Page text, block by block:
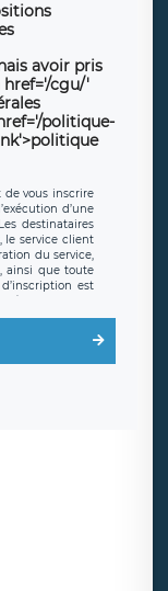
avoir pris
href='/cgu/'
politique-
de vous inscrire
d’une
destinataires
le service client
du service,
ainsi que toute
est
au RGPD. Les
vous pouvez
et retirer votre